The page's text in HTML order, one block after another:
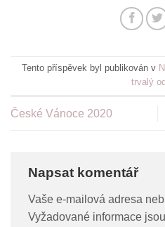
Tento příspěvek byl publikován v
trvalý
České Vánoce 2020
Napsat komentář
Vaše e-mailová adresa
Vyžadované informace